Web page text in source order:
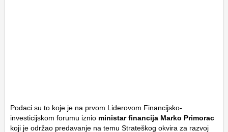
Podaci su to koje je na prvom Liderovom Financijsko-
investicijskom forumu iznio ministar financija Marko Primorac
koji je održao predavanje na temu Strateškog okvira za razvoj